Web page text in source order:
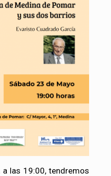
las 19:00, tendremos